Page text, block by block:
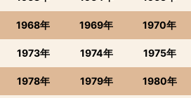
1968年 1969年 1970年
1973年 1974年 1975年
1978年 1979年 1980年